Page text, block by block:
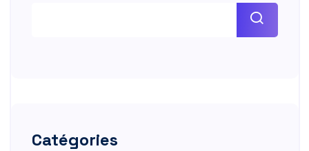
Catégories